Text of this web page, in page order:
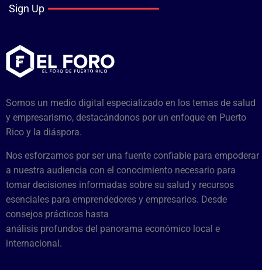
Sign Up
Somos un medio digital especializado en los temas de salud
y empresarismo, destacándonos por un enfoque en Puerto
Rico y la diáspora.
Nos esforzamos por ser una fuente confiable para empoderar
a nuestra audiencia con el conocimiento necesario para
tomar decisiones informadas sobre su salud y recursos
esenciales para emprendedores y empresarios. Desde
consejos prácticos hasta
análisis profundos del panorama económico local e
internacional.